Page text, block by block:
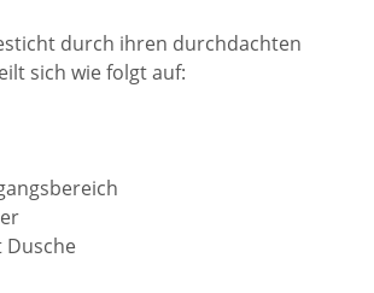
durch ihren durchdachten
sich wie folgt auf:
Dusche